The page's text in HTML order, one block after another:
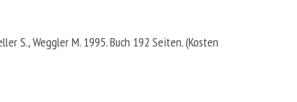
S., Weggler M. 1995. Buch 192 Seiten. (Kosten